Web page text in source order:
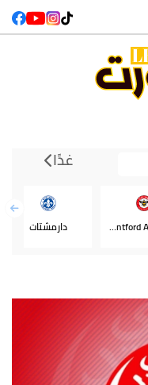
غدًا
Brentford Academy دارمشتات